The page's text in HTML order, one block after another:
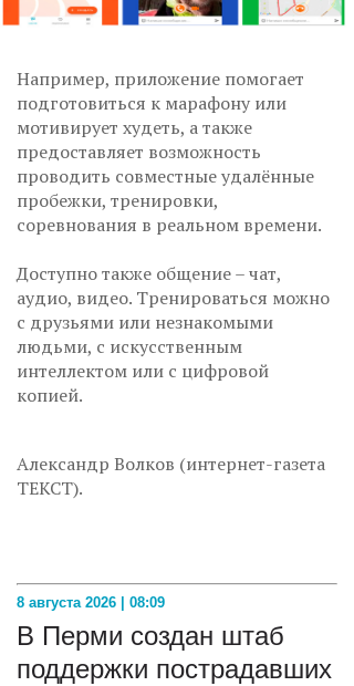
Например, приложение помогает
подготовиться к марафону или
мотивирует худеть, а также
предоставляет возможность
проводить совместные удалённые
пробежки, тренировки,
соревнования в реальном времени.
Доступно также общение – чат,
аудио, видео. Тренироваться можно
с друзьями или незнакомыми
людьми, с искусственным
интеллектом или с цифровой
копией.
Александр Волков (интернет-газета
ТЕКСТ).
8 августа 2026 | 08:09
В Перми создан штаб
поддержки пострадавших